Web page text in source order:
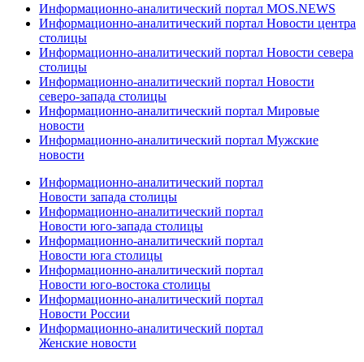
Информационно-аналитический портал MOS.NEWS
Информационно-аналитический портал Новости центра
столицы
Информационно-аналитический портал Новости севера
столицы
Информационно-аналитический портал Новости
северо-запада столицы
Информационно-аналитический портал Мировые
новости
Информационно-аналитический портал Мужские
новости
Информационно-аналитический портал
Новости запада столицы
Информационно-аналитический портал
Новости юго-запада столицы
Информационно-аналитический портал
Новости юга столицы
Информационно-аналитический портал
Новости юго-востока столицы
Информационно-аналитический портал
Новости России
Информационно-аналитический портал
Женские новости